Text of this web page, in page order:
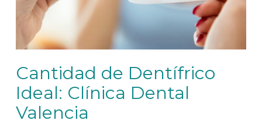
Cantidad de Dentífrico
Ideal: Clínica Dental
Valencia